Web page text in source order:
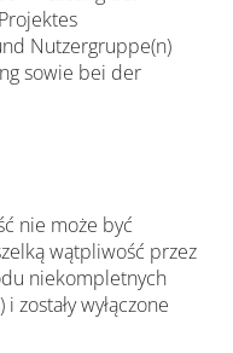
Nutzergruppe(n)
sowie bei der
nie może być
wątpliwość przez
niekompletnych
wyłączone